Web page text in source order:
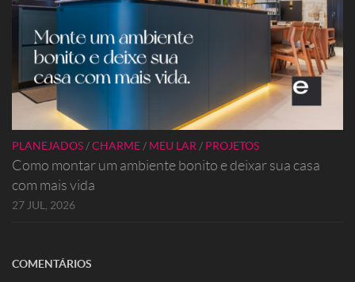
PLANEJADOS/CHARME/ MEU LAR/ PROJETOS
Como montar um ambiente bonito e deixar sua casa
com mais vida
27 JUL, 2026
COMENTÁRIOS